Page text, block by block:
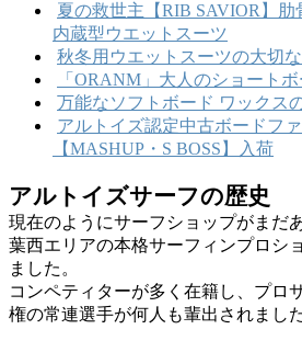
夏の救世主【RIB SAVIOR】
内蔵型ウエットスーツ
秋冬用ウエットスーツの大切
「ORANM」大人のショート
万能なソフトボード ワックス
アルトイズ認定中古ボードフ
【MASHUP・S BOSS】入荷
アルトイズサーフの歴史
現在のようにサーフショップがまだ
葉西エリアの本格サーフィンプロシ
ました。
コンペティターが多く在籍し、プロ
権の常連選手が何人も輩出されました